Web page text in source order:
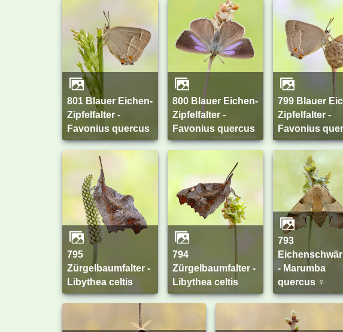
801 Blauer Eichen-
Zipfelfalter -
Favonius quercus
800 Blauer Eichen-
Zipfelfalter -
Favonius quercus
799 Blauer Eichen-
Zipfelfalter -
Favonius
795
Zürgelbaumfalter -
Libythea celtis
794
Zürgelbaumfalter -
Libythea celtis
793
- Marumba
quercus ♀